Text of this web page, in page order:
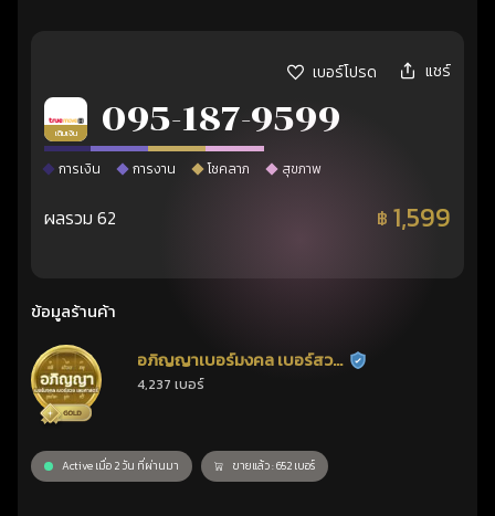
เบอร์โปรด แชร์
เติมเงิน 095-187-9599
การเงิน การงาน โชคลาภ สุขภาพ
ผลรวม 62 ฿ 1,599
ข้อมูลร้านค้า
อภิญญาเบอร์มงคล เบอร์สวย
เลขศาสตร์
ร้านยืนยันแล้ว
4,237 เบอร์
Active เมื่อ 2 วัน ที่ผ่านมา ขายแล้ว : 652 เบอร์